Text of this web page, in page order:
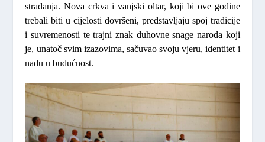
stradanja. Nova crkva i vanjski oltar, koji bi ove godine
trebali biti u cijelosti dovršeni, predstavljaju spoj tradicije
i suvremenosti te trajni znak duhovne snage naroda koji
je, unatoč svim izazovima, sačuvao svoju vjeru, identitet i
nadu u budućnost.